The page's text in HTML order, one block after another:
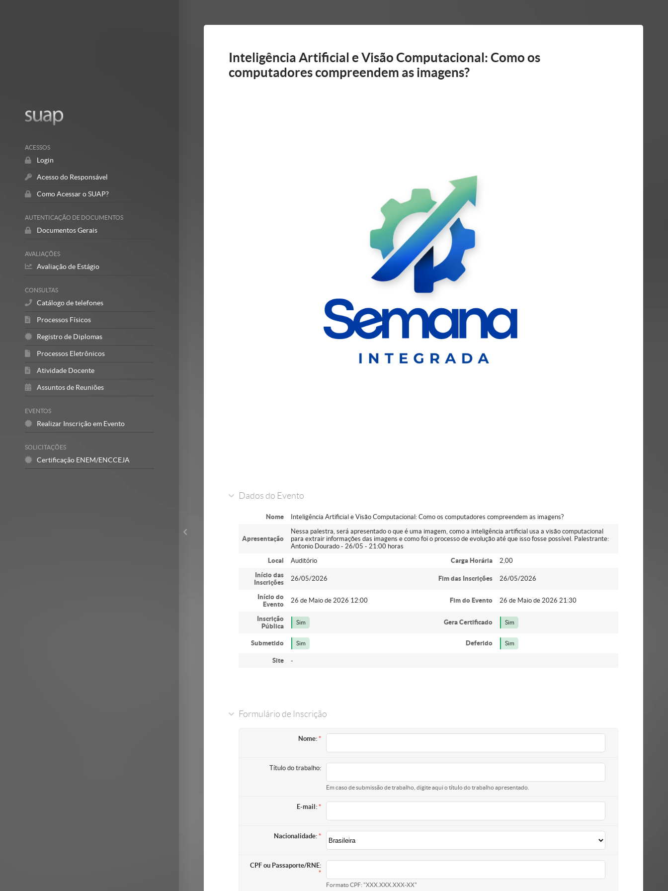
ACESSOS
Login
Acesso do Responsável
Como Acessar o SUAP?
AUTENTICAÇÃO DE DOCUMENTOS
Documentos Gerais
AVALIAÇÕES
Avaliação de Estágio
CONSULTAS
Catálogo de telefones
Processos Físicos
Registro de Diplomas
Processos Eletrônicos
Atividade Docente
Assuntos de Reuniões
EVENTOS
Realizar Inscrição em Evento
SOLICITAÇÕES
Certificação ENEM/ENCCEJA
Inteligência Artificial e Visão Computacional: Como os
computadores compreendem as imagens?
Dados do Evento
Nome Inteligência Artificial e Visão Computacional: Como os computadores compreendem as imagens?
Apresentação
Nessa palestra, será apresentado o que é uma imagem, como a inteligência artificial usa a visão computacional
para extrair informações das imagens e como foi o processo de evolução até que isso fosse possível. Palestrante:
Antonio Dourado - 26/05 - 21:00 horas
Local
Auditório Carga Horária
2,00
Início das
Inscrições
26/05/2026 Fim das Inscrições 26/05/2026
Início do
Evento
26 de Maio de 2026 12:00 Fim do Evento 26 de Maio de 2026 21:30
Inscrição
Pública
Sim Gera Certificado Sim
Submetido Sim Deferido Sim
Site -
Formulário de Inscrição
Nome:
Título do trabalho:
Em caso de submissão de trabalho, digite aqui o título do trabalho apresentado.
E-mail:
Nacionalidade:
CPF ou Passaporte/RNE:
Formato CPF: "XXX.XXX.XXX-XX"